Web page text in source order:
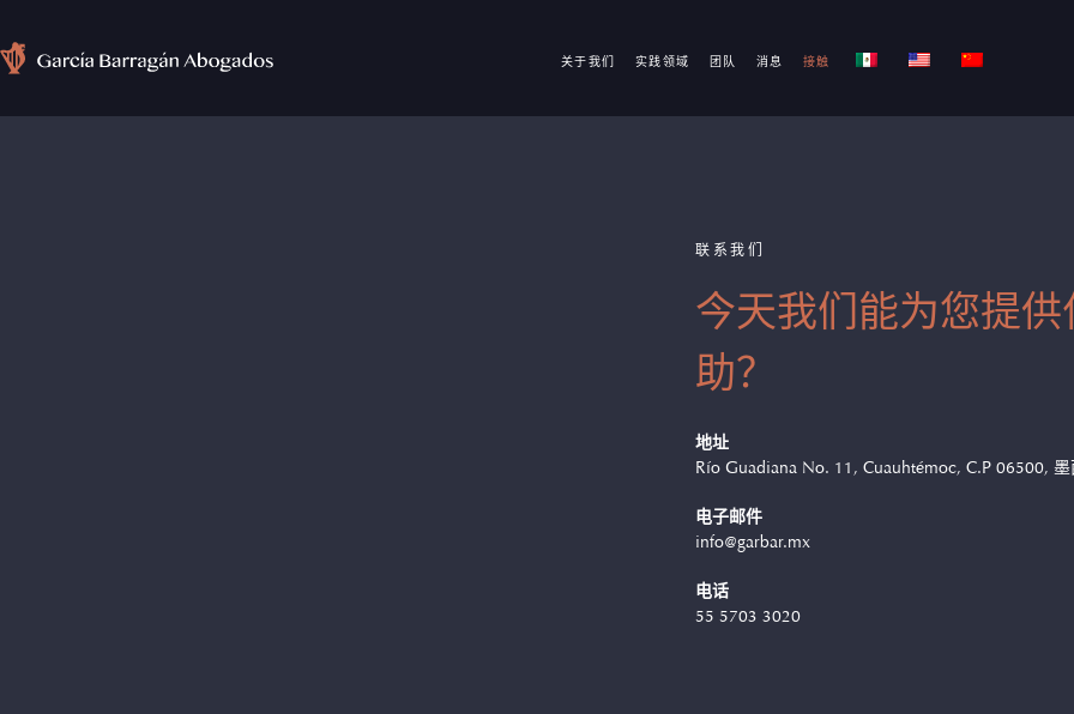
关于我们 实践领域 团队 消息 接触
联系我们
今天我们能为您提供
助？
地址
Río Guadiana No. 11, Cuauhtémoc, C.P 06500,
电子邮件
info@garbar.mx
电话
55 5703 3020